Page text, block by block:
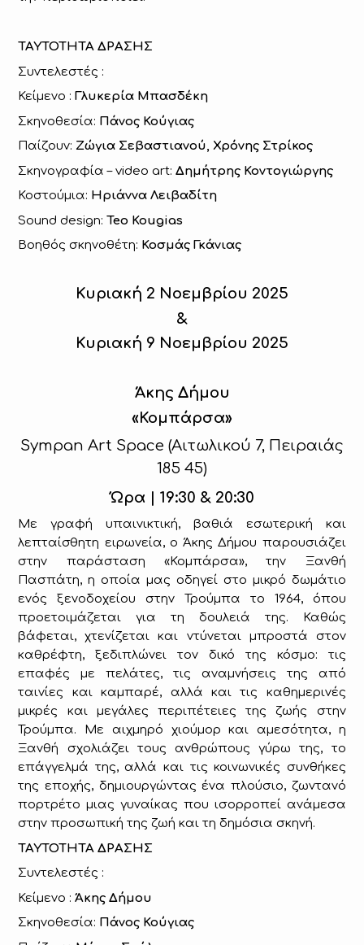
ΤΑΥΤΟΤΗΤΑ ΔΡΑΣΗΣ
Συντελεστές :
Κείμενο :Γλυκερία Μπασδέκη
Σκηνοθεσία: Πάνος Κούγιας
Παίζουν: Ζώγια Σεβαστιανού, Χρόνης Στρίκος
Σκηνογραφία – video art:Δημήτρης Κοντογιώργης
Κοστούμια: Ηριάννα Λειβαδίτη
Sound design:Teo Kougias
Βοηθός σκηνοθέτη: Κοσμάς Γκάνιας
Κυριακή 2 Νοεμβρίου 2025
&
Κυριακή 9 Νοεμβρίου 2025
Άκης Δήμου
«Κομπάρσα»
Sympan Art Space (Αιτωλικού 7, Πειραιάς
185 45)
Ώρα | 19:30 & 20:30
Με γραφή υπαινικτική, βαθιά εσωτερική και
λεπταίσθητη ειρωνεία, ο Άκης Δήμου παρουσιάζει
στην παράσταση «Κομπάρσα», την Ξανθή
Πασπάτη, η οποία μας οδηγεί στο μικρό δωμάτιο
ενός ξενοδοχείου στην Τρούμπα το 1964, όπου
προετοιμάζεται για τη δουλειά της. Καθώς
βάφεται, χτενίζεται και ντύνεται μπροστά στον
καθρέφτη, ξεδιπλώνει τον δικό της κόσμο: τις
επαφές με πελάτες, τις αναμνήσεις της από
ταινίες και καμπαρέ, αλλά και τις καθημερινές
μικρές και μεγάλες περιπέτειες της ζωής στην
Τρούμπα. Με αιχμηρό χιούμορ και αμεσότητα, η
Ξανθή σχολιάζει τους ανθρώπους γύρω της, το
επάγγελμά της, αλλά και τις κοινωνικές συνθήκες
της εποχής, δημιουργώντας ένα πλούσιο, ζωντανό
πορτρέτο μιας γυναίκας που ισορροπεί ανάμεσα
στην προσωπική της ζωή και τη δημόσια σκηνή.
ΤΑΥΤΟΤΗΤΑ ΔΡΑΣΗΣ
Συντελεστές :
Κείμενο :Άκης Δήμου
Σκηνοθεσία: Πάνος Κούγιας